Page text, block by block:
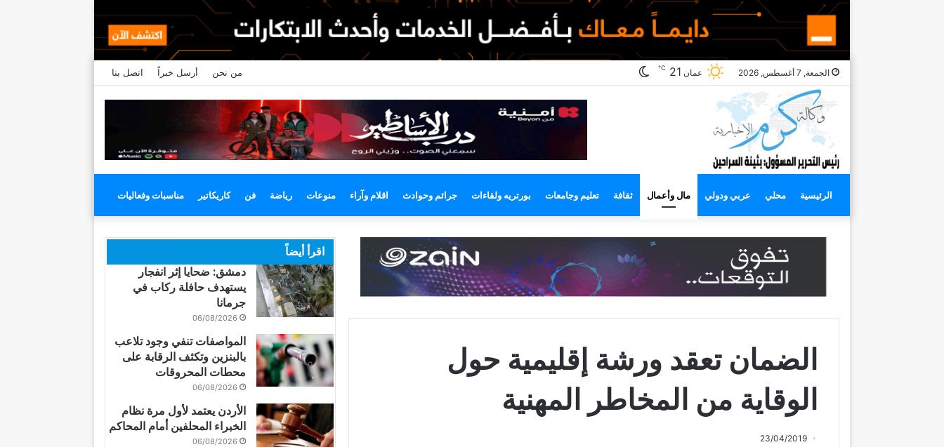
الجمعة, 7 أغسطس, 2026
الوضع
عمان 21
℃ من نحن أرسل خبراً اتصل بنا
الرئيسية محلي عربي ودولي مال وأعمال ثقافة تعليم وجامعات بورتريه ولقاءات جرائم وحوادث اقلام وآراء منوعات رياضة فن كاريكاتير مناسبات وفعاليات
الضمان تعقد ورشة إقليمية حول
الوقاية من المخاطر المهنية
23/04/2019
اقرأ أيضاً
دمشق: ضحايا إثر انفجار
يستهدف حافلة ركاب في
جرمانا
06/08/2026
المواصفات تنفي وجود تلاعب
بالبنزين وتكثف الرقابة على
محطات المحروقات
06/08/2026
الأردن يعتمد لأول مرة نظام
الخبراء المحلفين أمام المحاكم
06/08/2026